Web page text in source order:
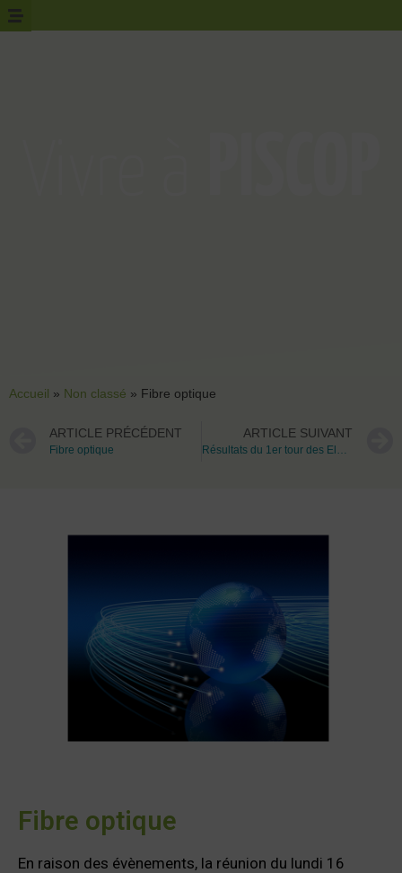
Accueil » Non classé » Fibre optique
ARTICLE PRÉCÉDENT
Fibre optique
ARTICLE SUIVANT
Résultats du 1er tour des Elections Régionales
Fibre optique
En raison des évènements, la réunion du lundi 16